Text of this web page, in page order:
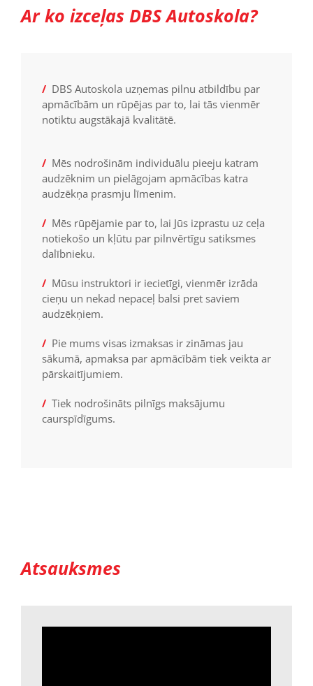
Ar ko izceļas DBS Autoskola?
/ DBS Autoskola uzņemas pilnu atbildību par
apmācībām un rūpējas par to, lai tās vienmēr
notiktu augstākajā kvalitātē.
/ Mēs nodrošinām individuālu pieeju katram
audzēknim un pielāgojam apmācības katra
audzēkņa prasmju līmenim.
/ Mēs rūpējamie par to, lai Jūs izprastu uz ceļa
notiekošo un kļūtu par pilnvērtīgu satiksmes
dalībnieku.
/ Mūsu instruktori ir iecietīgi, vienmēr izrāda
cieņu un nekad nepaceļ balsi pret saviem
audzēkņiem.
/ Pie mums visas izmaksas ir zināmas jau
sākumā, apmaksa par apmācībām tiek veikta ar
pārskaitījumiem.
/ Tiek nodrošināts pilnīgs maksājumu
caurspīdīgums.
Atsauksmes